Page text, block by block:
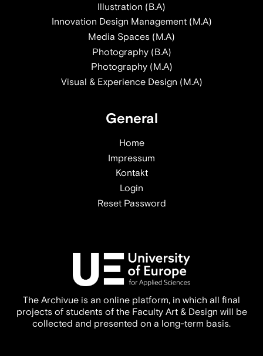
The Archivue is an online platform, in which all final
projects of students of the Faculty Art & Design will be
collected and presented on a long-term basis.
Illustration (B.A)
Innovation Design Management (M.A)
Media Spaces (M.A)
Photography (B.A)
Photography (M.A)
Visual & Experience Design (M.A)
General
Home
Impressum
Kontakt
Login
Reset Password